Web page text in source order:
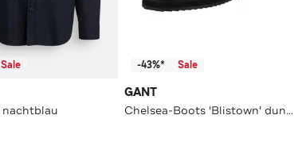
Sale
nachtblau
-43%* Sale
GANT
Chelsea-Boots 'Blistown' dunkelbraun